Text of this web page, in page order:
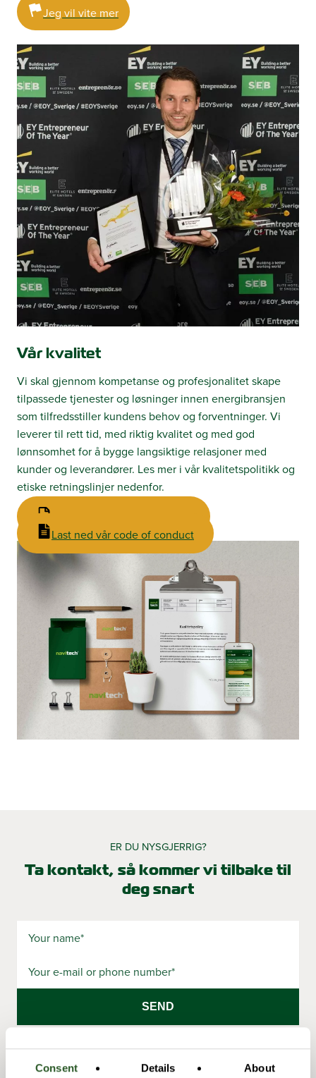
Consent Details About
Jeg vil vite mer
Vår kvalitet
Vi skal gjennom kompetanse og profesjonalitet skape
tilpassede tjenester og løsninger innen energibransjen
som tilfredsstiller kundens behov og forventninger. Vi
leverer til rett tid, med riktig kvalitet og med god
lønnsomhet for å bygge langsiktige relasjoner med
kunder og leverandører. Les mer i vår kvalitetspolitikk og
etiske retningslinjer nedenfor.
Last ned vår code of conduct
ER DU NYSGJERRIG?
Ta kontakt, så kommer vi tilbake til
deg snart
name
mail
phone